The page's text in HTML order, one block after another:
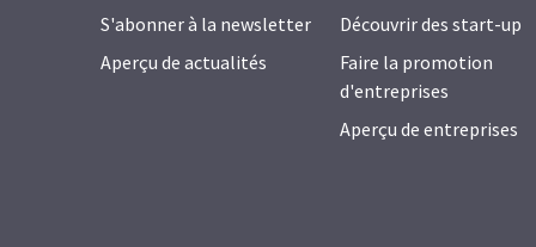
S'abonner à la newsletter
Aperçu de actualités
Découvrir des start-up
Faire la promotion
d'entreprises
Aperçu de entreprises